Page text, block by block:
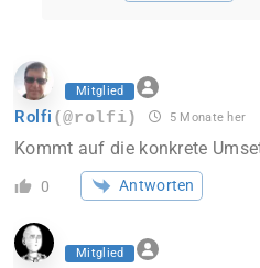
Mitglied
Rolfi (@rolfi) 5 Monate her
Kommt auf die konkrete
0 Antworten
Mitglied